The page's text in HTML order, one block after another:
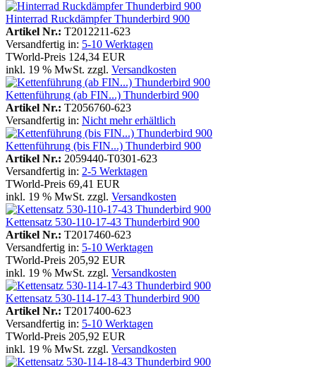
Hinterrad Ruckdämpfer Thunderbird 900
Artikel Nr.: T2012211-623
Versandfertig in: 5-10 Werktagen
TWorld-Preis 124,34 EUR
inkl. 19 % MwSt. zzgl. Versandkosten
Kettenführung (ab FIN...) Thunderbird 900
Artikel Nr.: T2056760-623
Versandfertig in: Nicht mehr erhältlich
Kettenführung (bis FIN...) Thunderbird 900
Artikel Nr.: 2059440-T0301-623
Versandfertig in: 2-5 Werktagen
TWorld-Preis 69,41 EUR
inkl. 19 % MwSt. zzgl. Versandkosten
Kettensatz 530-110-17-43 Thunderbird 900
Artikel Nr.: T2017460-623
Versandfertig in: 5-10 Werktagen
TWorld-Preis 205,92 EUR
inkl. 19 % MwSt. zzgl. Versandkosten
Kettensatz 530-114-17-43 Thunderbird 900
Artikel Nr.: T2017400-623
Versandfertig in: 5-10 Werktagen
TWorld-Preis 205,92 EUR
inkl. 19 % MwSt. zzgl. Versandkosten